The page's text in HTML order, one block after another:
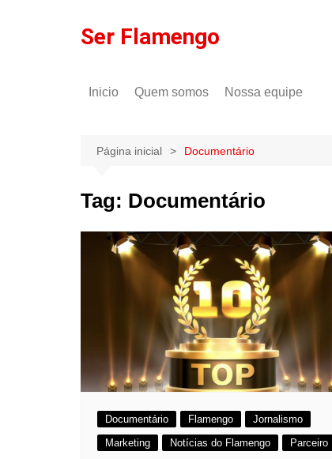
Ser Flamengo
Inicio Quem somos
Política de privacidade
Nossa equipe
Gilson Lima
Página inicial Documentário
Tag: Documentário
Documentário Flamengo
Jornalismo
Marketing
Notícias do Flamengo Parceiro